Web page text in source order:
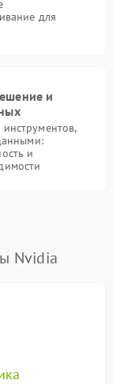
для
и
и
Nvidia